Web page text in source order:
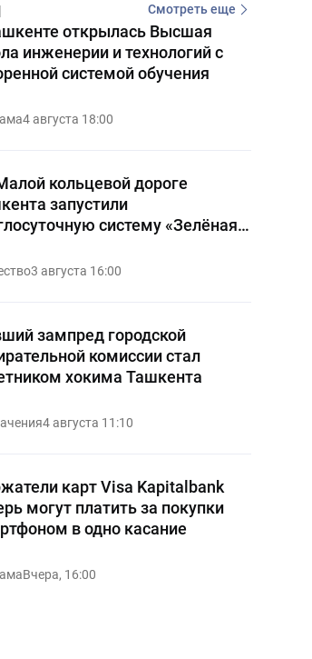
Смотреть еще
открылась Высшая
инженерии и технологий с
системой обучения
4 августа 18:00
кольцевой дороге
запустили
систему «Зелёная
3 августа 16:00
зампред городской
комиссии стал
хокима Ташкента
4 августа 11:10
карт Visa Kapitalbank
могут платить за покупки
в одно касание
Вчера, 16:00